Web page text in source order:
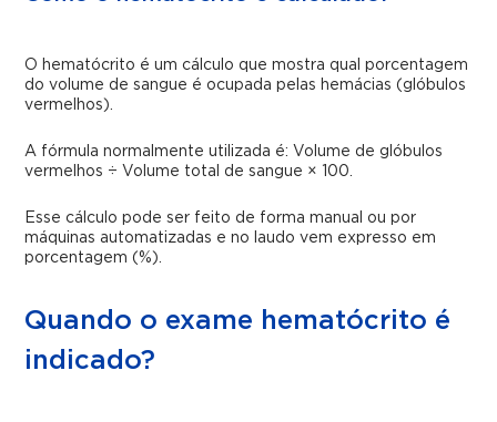
O hematócrito é um cálculo que mostra qual porcentagem
do volume de sangue é ocupada pelas hemácias (glóbulos
vermelhos).
A fórmula normalmente utilizada é: Volume de glóbulos
vermelhos ÷ Volume total de sangue × 100.
Esse cálculo pode ser feito de forma manual ou por
máquinas automatizadas e no laudo vem expresso em
porcentagem (%).
Quando o exame hematócrito é
indicado?